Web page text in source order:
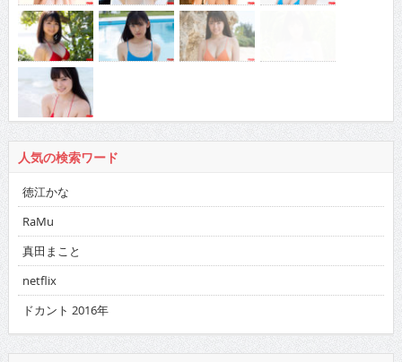
人気の検索ワード
徳江かな
RaMu
真田まこと
netflix
ドカント 2016年